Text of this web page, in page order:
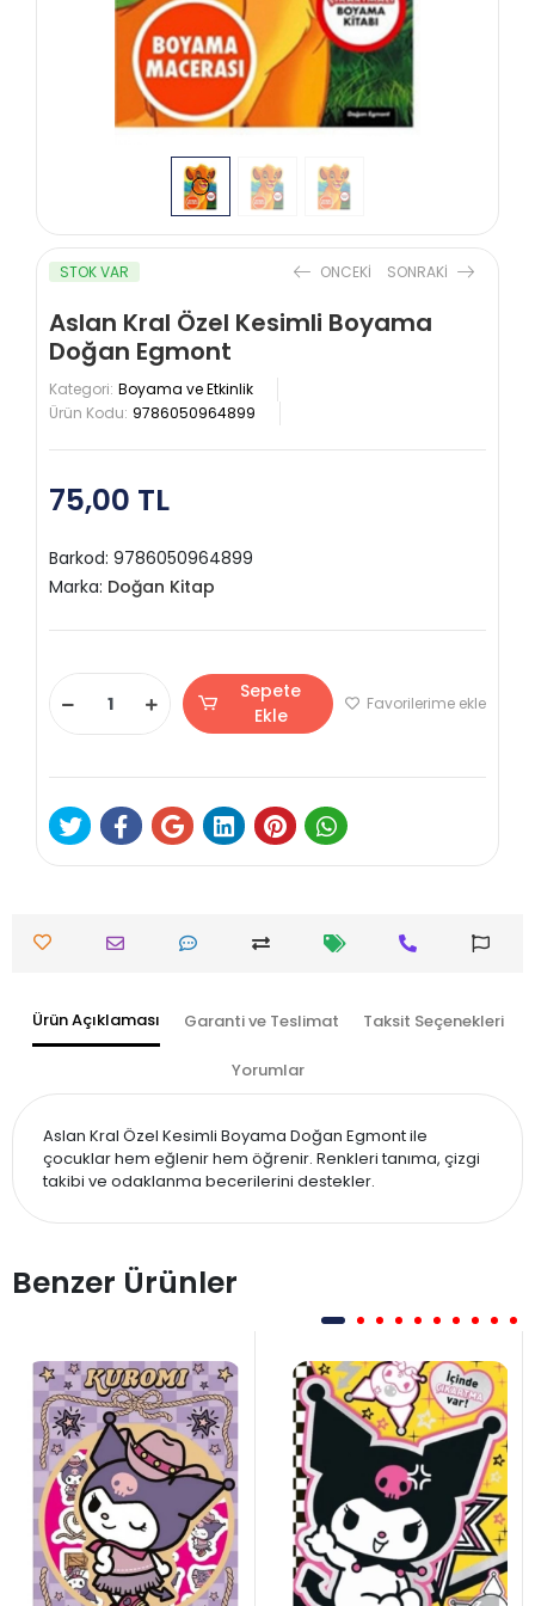
STOK VAR ONCEKI SONRAKI
Aslan Kral Özel Kesimli Boyama
Doğan Egmont
Kategori: Boyama ve Etkinlik
Ürün Kodu: 9786050964899
75,00 TL
Barkod: 9786050964899
Marka: Doğan Kitap
Sepete
Ekle
Favorilerime ekle
Ürün Açıklaması Garanti ve Teslimat Taksit Seçenekleri
Yorumlar
Aslan Kral Özel Kesimli Boyama Doğan Egmont ile
çocuklar hem eğlenir hem öğrenir. Renkleri tanıma, çizgi
takibi ve odaklanma becerilerini destekler.
Benzer Ürünler